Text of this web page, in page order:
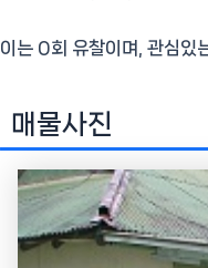
이는 0회 유찰이며, 관심있
매물사진